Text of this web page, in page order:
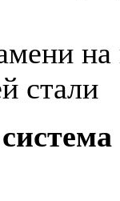
на
стали